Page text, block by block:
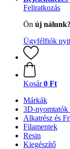
Feliratkozás
Ön új nálunk?
Ügyfélfiók
Kosár 0 Ft
Márkák
3D-nyomtatók
Alkatrész és
Filamentek
Resin
Kiegészítő